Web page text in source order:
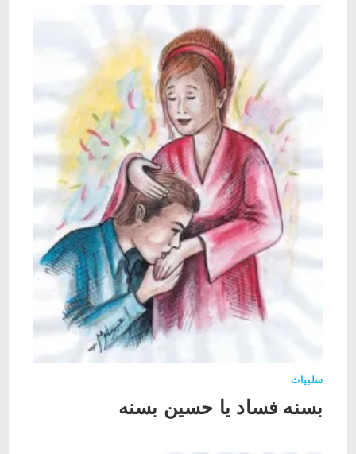
سلبيات
بسنه فساد يا حسين بسنه